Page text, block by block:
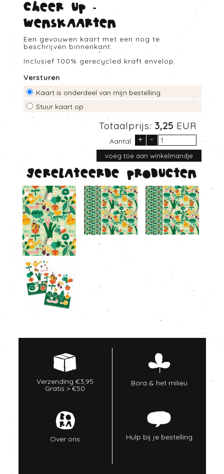
Cheer up -
Wenskaarten
Een gevouwen kaart met een nog te
beschrijven binnenkant.
Inclusief 100% gerecycled kraft envelop.
Versturen
Kaart is onderdeel van mijn bestelling
Stuur kaart op
Totaalprijs: 3,25 EUR
Aantal + -
Gerelateerde producten
Verzending €3,95
Gratis > €50
Bora & het milieu
Over ons Hulp bij je bestelling